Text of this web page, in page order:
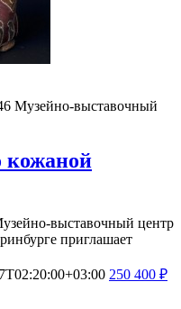
Музейно-выставочный
кожаной
выставочный центр
приглашает
250 400 ₽